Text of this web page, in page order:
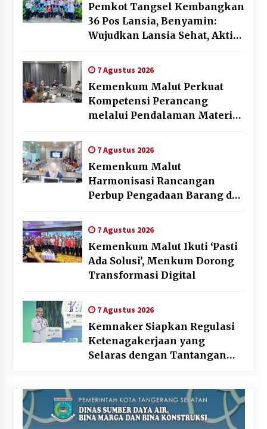
Pemkot Tangsel Kembangkan
36 Pos Lansia, Benyamin:
Wujudkan Lansia Sehat, Aktif,
7 Agustus 2026
Kemenkum Malut Perkuat
Kompetensi Perancang
melalui Pendalaman Materi
Daerah
7 Agustus 2026
Kemenkum Malut
Harmonisasi Rancangan
Perbup Pengadaan Barang dan
7 Agustus 2026
Kemenkum Malut Ikuti ‘Pasti
Ada Solusi’, Menkum Dorong
Transformasi Digital
7 Agustus 2026
Kemnaker Siapkan Regulasi
Ketenagakerjaan yang
Selaras dengan Tantangan